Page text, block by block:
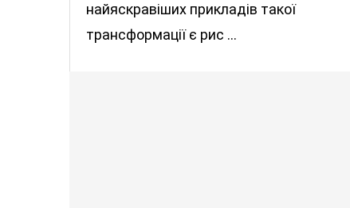
найяскравіших прикладів такої
трансформації є рис …